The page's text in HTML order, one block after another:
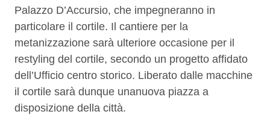
Palazzo D’Accursio, che impegneranno in
particolare il cortile. Il cantiere per la
metanizzazione sarà ulteriore occasione per il
restyling del cortile, secondo un progetto affidato
dell’Ufficio centro storico. Liberato dalle macchine
il cortile sarà dunque unanuova piazza a
disposizione della città.